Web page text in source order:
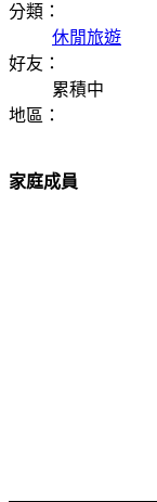
分類：
休閒旅遊
好友：
累積中
地區：
家庭成員